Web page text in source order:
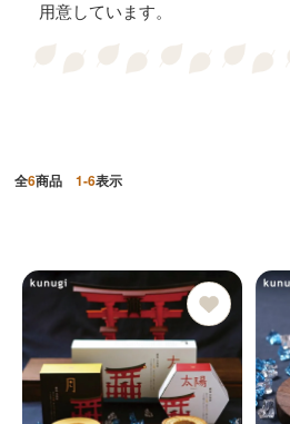
用意しています。
全6商品1-6表示